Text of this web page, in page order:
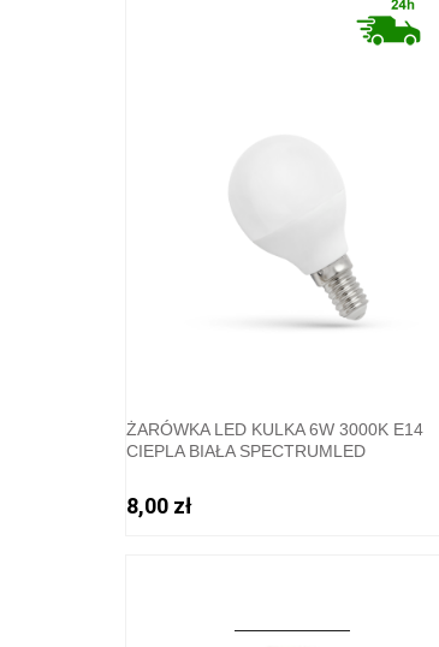
ŻARÓWKA LED KULKA 6W 3000K E14
CIEPLA BIAŁA SPECTRUMLED
8,00 zł